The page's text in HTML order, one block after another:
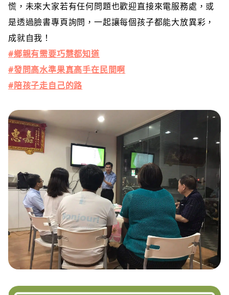
慌，未來大家若有任何問題也歡迎直接來電服務處，或
是透過臉書專頁詢問，一起讓每個孩子都能大放異彩，
成就自我！
#鄉親有需要巧慧都知道
#發問高水準果真高手在民間啊
#陪孩子走自己的路